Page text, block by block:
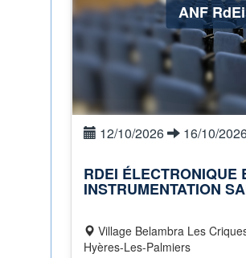
ANF
12/10/2026 16/10/
RDEI ÉLECTRONIQUE
INSTRUMENTATION
Hyères-Les-Palmiers